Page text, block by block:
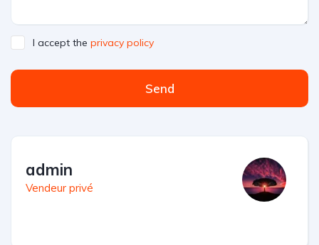
I accept the privacy policy
Send
admin
Vendeur privé